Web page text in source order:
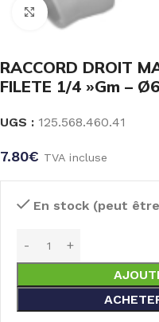
Click to enlarge
RACCORD DROIT
FILETE 1/4 »Gm –
UGS : 125.568.460.41
7.80€ TVA incluse
En stock (peut